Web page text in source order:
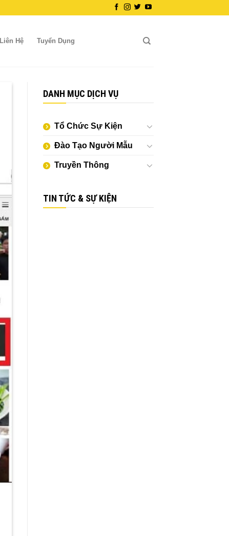
Liên Hệ Tuyển Dụng
DANH MỤC DỊCH VỤ
Tổ Chức Sự Kiện
Đào Tạo Người Mẫu
Truyền Thông
TIN TỨC & SỰ KIỆN